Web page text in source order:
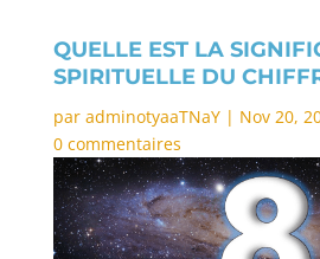
QUELLE EST LA
SPIRITUELLE DU
par adminotyaaTNaY| Nov 20,
0 commentaires